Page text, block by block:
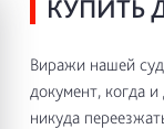
КУПИТЬ
Виражи нашей
документ, когда
никуда